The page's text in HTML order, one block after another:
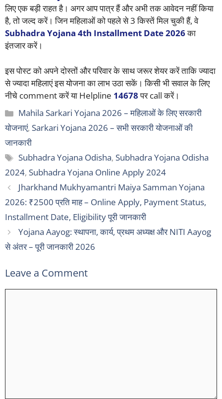
लिए एक बड़ी राहत है। अगर आप पात्र हैं और अभी तक आवेदन नहीं किया
है, तो जल्द करें। जिन महिलाओं को पहले से 3 किस्तें मिल चुकी हैं, वे
Subhadra Yojana 4th Installment Date 2026का
इंतजार करें।
इस पोस्ट को अपने दोस्तों और परिवार के साथ जरूर शेयर करें ताकि ज्यादा
से ज्यादा महिलाएं इस योजना का लाभ उठा सकें। किसी भी सवाल के लिए
नीचे comment करें या Helpline 14678पर call करें।
Categories
Mahila Sarkari Yojana 2026 – महिलाओं के लिए सरकारी
योजनाएं, Sarkari Yojana 2026 – सभी सरकारी योजनाओं की
जानकारी
Tags
Subhadra Yojana Odisha, Subhadra Yojana Odisha
2024, Subhadra Yojana Online Apply 2024
Jharkhand Mukhyamantri Maiya Samman Yojana
2026: ₹2500 प्रति माह – Online Apply, Payment Status,
Installment Date, Eligibility पूरी जानकारी
Yojana Aayog: स्थापना, कार्य, प्रथम अध्यक्ष और NITI Aayog
से अंतर – पूरी जानकारी 2026
Leave a Comment